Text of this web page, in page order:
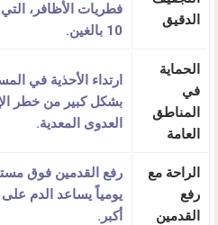
الدقيق
فطريات الأظافر،
10 بالغين.
الحماية
في
المناطق
العامة
ارتداء الأحذية في
بشكل كبير من خطر
العدوى المعدية.
الراحة مع
رفع
القدمين
يومياً يساعد الدم
أكبر.